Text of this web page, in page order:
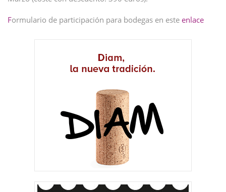
Formulario de participación para bodegas en este enlace